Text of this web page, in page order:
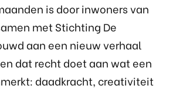
is door inwoners van
met Stichting De
aan een nieuw verhaal
dat recht doet aan wat een
daadkracht, creativiteit